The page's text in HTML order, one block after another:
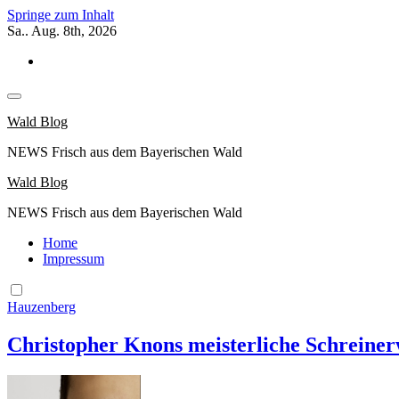
Springe zum Inhalt
Sa.. Aug. 8th, 2026
Wald Blog
NEWS Frisch aus dem Bayerischen Wald
Wald Blog
NEWS Frisch aus dem Bayerischen Wald
Home
Impressum
Hauzenberg
Christopher Knons meisterliche